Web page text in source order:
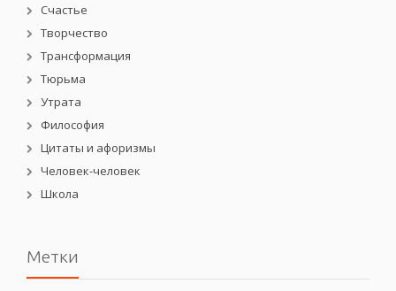
Счастье
Творчество
Трансформация
Тюрьма
Утрата
Философия
Цитаты и афоризмы
Человек-человек
Школа
Метки